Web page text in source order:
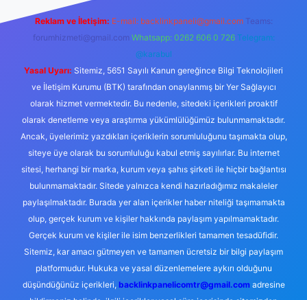
Reklam ve İletişim: E-mail: backlinkpaneli@gmail.com Teams:
forumhizmeti@gmail.com Whatsapp: 0262 606 0 726 Telegram:
@karabul
Yasal Uyarı: Sitemiz, 5651 Sayılı Kanun gereğince Bilgi Teknolojileri
ve İletişim Kurumu (BTK) tarafından onaylanmış bir Yer Sağlayıcı
olarak hizmet vermektedir. Bu nedenle, sitedeki içerikleri proaktif
olarak denetleme veya araştırma yükümlülüğümüz bulunmamaktadır.
Ancak, üyelerimiz yazdıkları içeriklerin sorumluluğunu taşımakta olup,
siteye üye olarak bu sorumluluğu kabul etmiş sayılırlar. Bu internet
sitesi, herhangi bir marka, kurum veya şahıs şirketi ile hiçbir bağlantısı
bulunmamaktadır. Sitede yalnızca kendi hazırladığımız makaleler
paylaşılmaktadır. Burada yer alan içerikler haber niteliği taşımamakta
olup, gerçek kurum ve kişiler hakkında paylaşım yapılmamaktadır.
Gerçek kurum ve kişiler ile isim benzerlikleri tamamen tesadüfidir.
Sitemiz, kar amacı gütmeyen ve tamamen ücretsiz bir bilgi paylaşım
platformudur. Hukuka ve yasal düzenlemelere aykırı olduğunu
düşündüğünüz içerikleri, backlinkpanelicomtr@gmail.comadresine